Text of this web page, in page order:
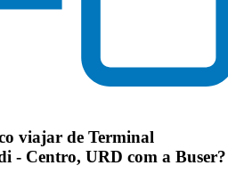
viajar de Terminal
- Centro, URD com a Buser?